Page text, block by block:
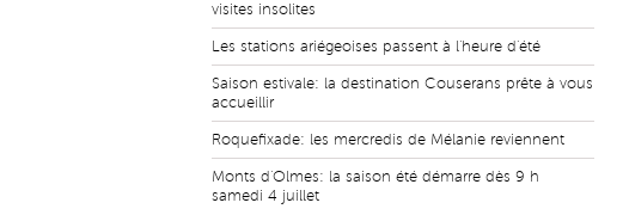
visites insolites
Les stations ariégeoises passent à l'heure d'été
Saison estivale: la destination Couserans prête à vous
accueillir
Roquefixade: les mercredis de Mélanie reviennent
Monts d'Olmes: la saison été démarre dès 9 h
samedi 4 juillet